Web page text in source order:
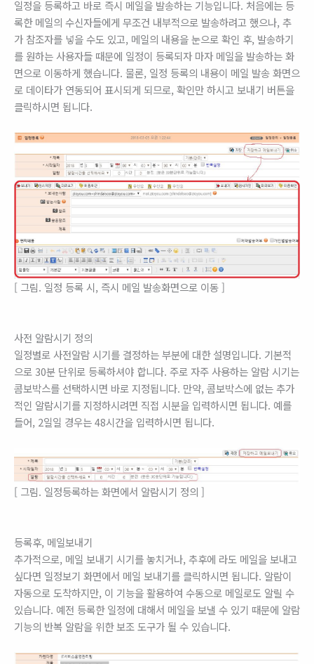
일정을 등록하고 바로 즉시 메일을 발송하는 기능입니다. 처음에는 등
록한 메일의 수신자들에게 무조건 내부적으로 발송하려고 했으나, 추
가 참조자를 넣을 수도 있고, 메일의 내용을 눈으로 확인 후, 발송하기
를 원하는 사용자들 때문에 일정이 등록되자 마자 메일을 발송하는 화
면으로 이동하게 했습니다. 물론, 일정 등록의 내용이 메일 발송 화면으
로 데이타가 연동되어 표시되게 되므로, 확인만 하시고 보내기 버튼을
클릭하시면 됩니다.
[ 그림. 일정 등록 시, 즉시 메일 발송화면으로 이동 ]
사전 알람시기 정의
일정별로 사전알람 시기를 결정하는 부분에 대한 설명입니다. 기본적
으로 30분 단위로 등록하셔야 합니다. 주로 자주 사용하는 알람 시기는
콤보박스를 선택하시면 바로 지정됩니다. 만약, 콤보박스에 없는 추가
적인 알람시기를 지정하시려면 직접 시분을 입력하시면 됩니다. 예를
들어, 2일일 경우는 48시간을 입력하시면 됩니다.
[ 그림. 일정등록하는 화면에서 알람시기 정의 ]
등록후, 메일보내기
추가적으로, 메일 보내기 시기를 놓치거나, 추후에 라도 메일을 보내고
싶다면 일정보기 화면에서 메일 보내기를 클릭하시면 됩니다. 알람이
자동으로 도착하지만, 이 기능을 활용하여 수동으로 메일로도 알릴 수
있습니다. 예전 등록한 일정에 대해서 메일을 보낼 수 있기 때문에 알람
기능의 반복 알람을 위한 보조 도구가 될 수 있습니다.